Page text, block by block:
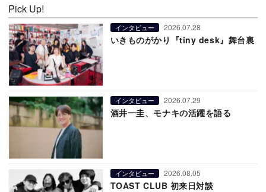
Pick Up!
インタビュー 2026.07.28
いきものがかり『tiny desk』舞台裏
インタビュー 2026.07.29
酒井一圭、モナキの活躍を語る
インタビュー 2026.08.05
TOAST CLUB 初来日対談